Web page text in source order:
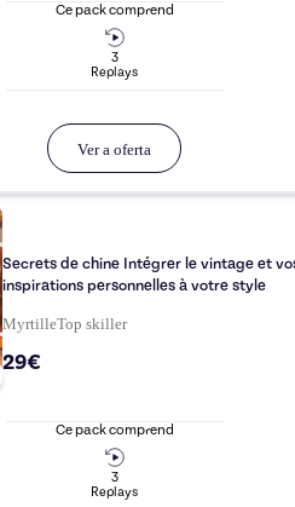
Ce pack comprend
3
Replays
Ver a oferta
Secrets de chine Intégrer le vintage et vos
inspirations personnelles à votre style
MyrtilleTop skiller
29€
Ce pack comprend
3
Replays